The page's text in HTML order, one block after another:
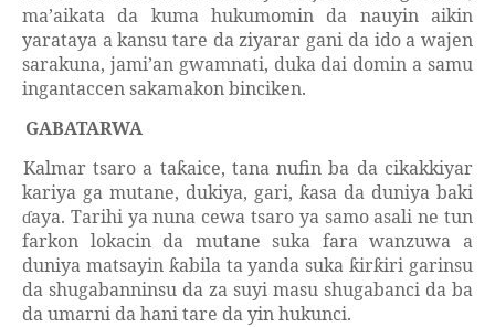
ma’aikata da kuma hukumomin da nauyin aikin
yarataya a kansu tare da ziyarar gani da ido a wajen
sarakuna, jami’an gwamnati, duka dai domin a samu
ingantaccen sakamakon binciken.
GABATARWA
Kalmar tsaro a taƙaice, tana nufin ba da cikakkiyar
kariya ga mutane, dukiya, gari, ƙasa da duniya baki
ɗaya. Tarihi ya nuna cewa tsaro ya samo asali ne tun
farkon lokacin da mutane suka fara wanzuwa a
duniya matsayin ƙabila ta yanda sukaƙirƙiri garinsu
da shugabanninsu da za suyi masu shugabanci da ba
da umarni da hani tare da yin hukunci.